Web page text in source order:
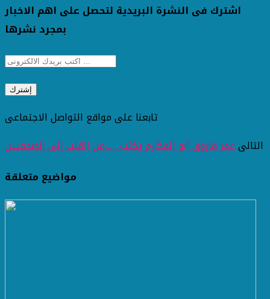
اشترك فى النشرة البريدية لتحصل على اهم الاخبار
بمجرد نشرها
تابعنا على مواقع التواصل الاجتماعى
التالىعمر فاروق أبو المكارم يكتب .....من القلب إلى الصحفيين
مواضيع متعلقة